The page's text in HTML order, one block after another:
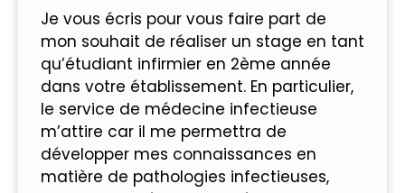
Je vous écris pour vous faire part de
mon souhait de réaliser un stage en tant
qu’étudiant infirmier en 2ème année
dans votre établissement. En particulier,
le service de médecine infectieuse
m’attire car il me permettra de
développer mes connaissances en
matière de pathologies infectieuses,